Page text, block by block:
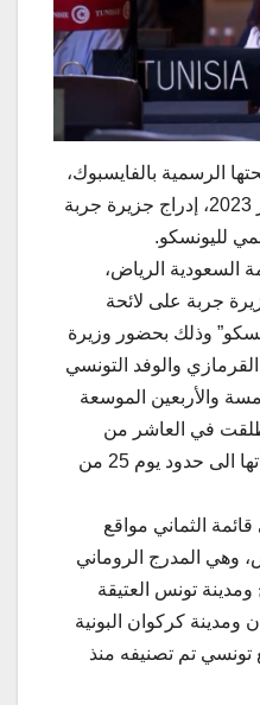
الرسمية بالفايسبوك،
أنه تم اليوم الاثنين 18 سبتمبر 2023، إدراج جزيرة جربة
لليونسكو.
السعودية الرياض،
جربة على لائحة
وذلك بحضور وزيرة
والوفد التونسي
والأربعين الموسعة
في العاشر من
سبتمبر 2023 وتتواصل فعالياتها الى حدود يوم 25 من
الثماني مواقع
وهي المدرج الروماني
تونس العتيقة
ومدينة كركوان البونية
تونسي تم تصنيفه منذ